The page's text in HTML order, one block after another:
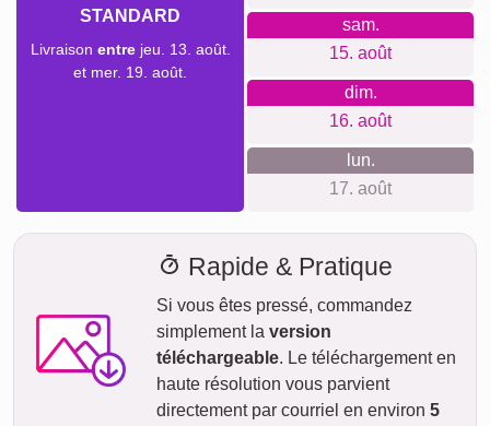
STANDARD
Livraison entrejeu. 13. août.
et mer. 19. août.
sam.
15. août
dim.
16. août
lun.
17. août
Rapide & Pratique
Si vous êtes pressé, commandez
simplement la version
téléchargeable. Le téléchargement en
haute résolution vous parvient
directement par courriel en environ 5